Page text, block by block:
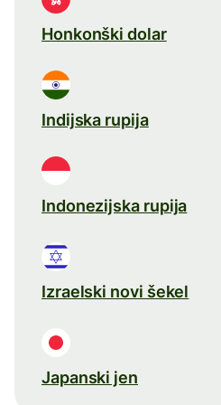
Honkonški dolar
Indijska rupija
Indonezijska rupija
Izraelski novi šekel
Japanski jen